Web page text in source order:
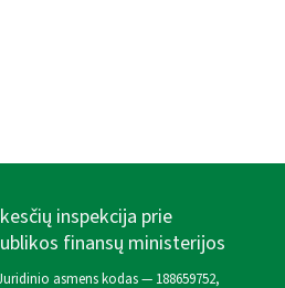
inspekcija prie
finansų ministerijos
asmens kodas — 188659752,